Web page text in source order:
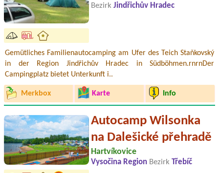
Bezirk Jindřichův Hradec
Gemütliches Familienautocamping am Ufer des Teich Staňkovský
in der Region Jindřichův Hradec in Südböhmen.rnrnDer
Campingplatz bietet Unterkunft i..
Merkbox Karte Info
Autocamp Wilsonka
na Dalešické přehradě
Hartvíkovice
Vysočina Region Bezirk Třebíč